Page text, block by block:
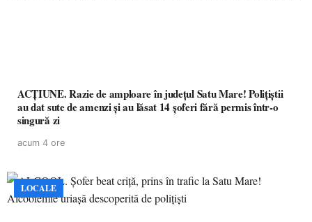
ACȚIUNE. Razie de amploare în județul Satu Mare! Polițiștii
au dat sute de amenzi și au lăsat 14 șoferi fără permis într-o
singură zi
acum 4 ore
LOCALE